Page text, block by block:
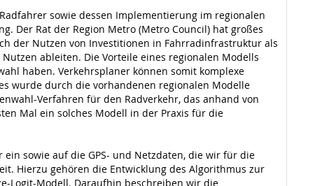
sowie dessen Implementierung im regionalen
Der Rat der Region Metro (Metro Council) hat großes
der Nutzen von Investitionen in Fahrradinfrastruktur als
ableiten. Die Vorteile eines regionalen Modells
haben. Verkehrsplaner können somit komplexe
wurde durch die vorhandenen regionalen Modelle
Verfahren für den Radverkehr, das anhand von
Mal ein solches Modell in der Praxis für die
sowie auf die GPS- und Netzdaten, die wir für die
Hierzu gehören die Entwicklung des Algorithmus zur
Logit-Modell. Daraufhin beschreiben wir die